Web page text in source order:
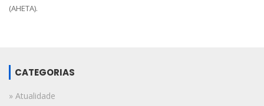
(AHETA).
CATEGORIAS
» Atualidade